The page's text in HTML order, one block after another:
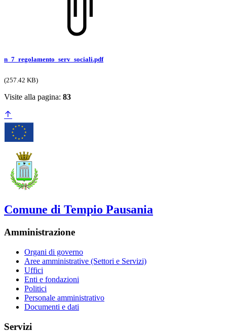
n_7_regolamento_serv_sociali.pdf
(257.42 KB)
Visite alla pagina: 83
Comune di Tempio Pausania
Amministrazione
Organi di governo
Aree amministrative (Settori e Servizi)
Uffici
Enti e fondazioni
Politici
Personale amministrativo
Documenti e dati
Servizi